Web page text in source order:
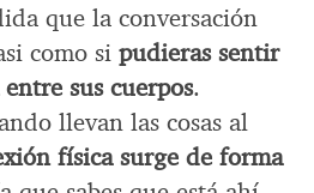
que la conversación
como si pudieras sentir
sus cuerpos.
llevan las cosas al
física surge de forma